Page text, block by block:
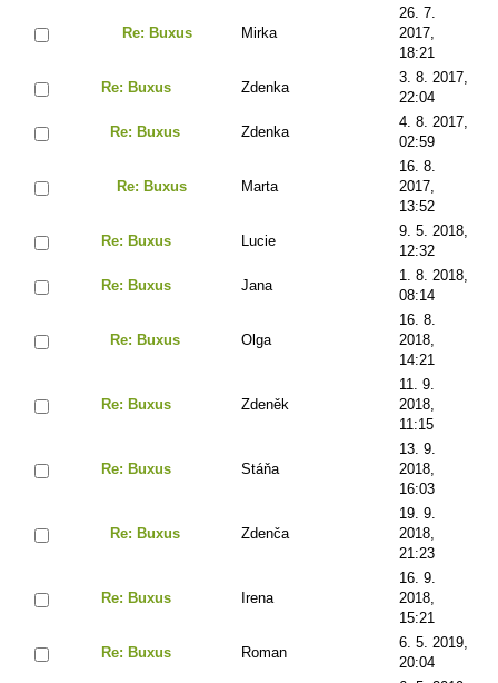
Re: Buxus Mirka
26. 7.
2017,
18:21
Re: Buxus Zdenka
3. 8. 2017,
22:04
Re: Buxus Zdenka
4. 8. 2017,
02:59
Re: Buxus Marta
16. 8.
2017,
13:52
Re: Buxus Lucie
9. 5. 2018,
12:32
Re: Buxus Jana
1. 8. 2018,
08:14
Re: Buxus Olga
16. 8.
2018,
14:21
Re: Buxus Zdeněk
11. 9.
2018,
11:15
Re: Buxus Stáňa
13. 9.
2018,
16:03
Re: Buxus Zdenča
19. 9.
2018,
21:23
Re: Buxus Irena
16. 9.
2018,
15:21
Re: Buxus Roman
6. 5. 2019,
20:04